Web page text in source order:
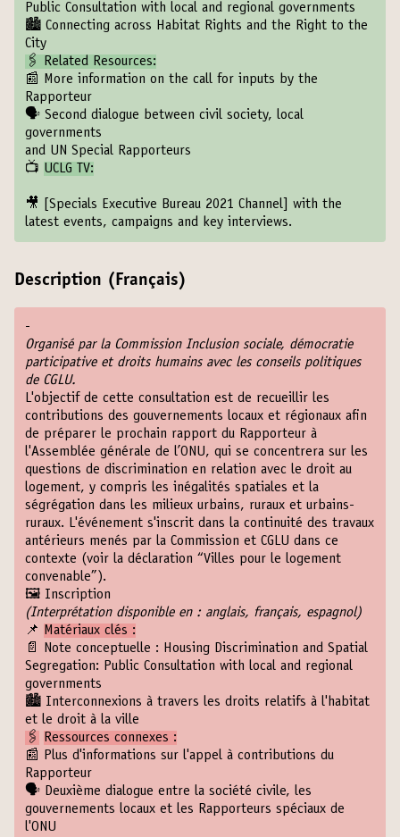
Public Consultation with local and regional governments
🏙 Connecting across Habitat Rights and the Right to the
City
🖇 Related Resources:
📰
More information on the call for inputs by the
Rapporteur
🗣 Second dialogue between civil society, local
governments
and UN Special Rapporteurs
📺 UCLG TV:
🎥 [Specials Executive Bureau 2021 Channel]
with the
latest events, campaigns and key interviews.
Description (Français)
-
Organisé par la Commission Inclusion sociale, démocratie
participative et droits humains avec les conseils politiques
de CGLU.
L'objectif de cette consultation est de recueillir les
contributions des gouvernements locaux et régionaux afin
de préparer le prochain rapport du Rapporteur à
l'Assemblée générale de l’ONU, qui se concentrera sur les
questions de discrimination en relation avec le droit au
logement, y compris les inégalités spatiales et la
ségrégation dans les milieux urbains, ruraux et urbains-
ruraux. L'événement s'inscrit dans la continuité des travaux
antérieurs menés par la Commission et CGLU dans ce
contexte (voir la déclaration “Villes pour le logement
convenable”).
🖼️ Inscription
(Interprétation disponible en : anglais, français, espagnol)
📌
Matériaux clés :
📄 Note conceptuelle : Housing Discrimination and Spatial
Segregation: Public Consultation with local and regional
governments
🏙 Interconnexions à travers les droits relatifs à l'habitat
et le droit à la ville
🖇
Ressources connexes :
📰
Plus d'informations sur l'appel à contributions du
Rapporteur
🗣 Deuxième dialogue entre la société civile, les
gouvernements locaux et les Rapporteurs spéciaux de
l'ONU